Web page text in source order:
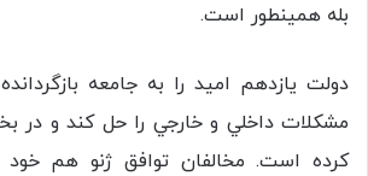
بله همينطور است.
دولت یازدهم اميد را به جامعه
مشكلات داخلي و خارجي را حل كند و در
كرده است. مخالفان توافق ژنو هم خود